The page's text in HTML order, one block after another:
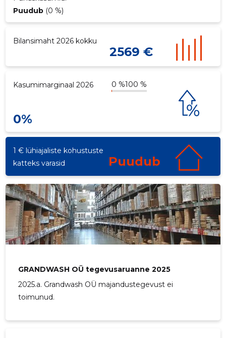
Puudub (0 %)
Bilansimaht 2026 kokku
2569 €
Kasumimarginaal 2026 0 %100 %
0%
1 € lühiajaliste kohustuste
katteks varasid
Puudub
GRANDWASH OÜ tegevusaruanne 2025
2025.a. Grandwash OÜ majandustegevust ei
toimunud.